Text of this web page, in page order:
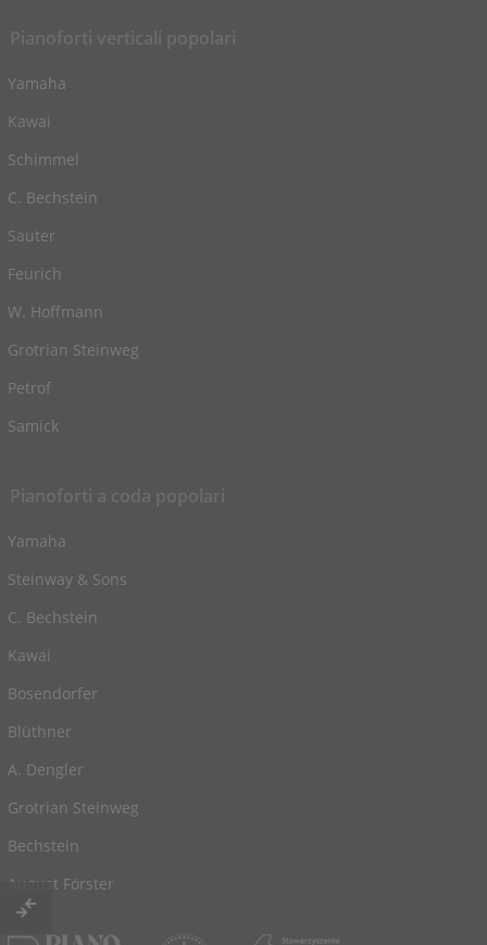
Yamaha
Kawai
Schimmel
C. Bechstein
Sauter
Feurich
W. Hoffmann
Grotrian Steinweg
Petrof
Samick
Yamaha
Steinway & Sons
C. Bechstein
Kawai
Bosendorfer
Blüthner
A. Dengler
Grotrian Steinweg
Bechstein
August Förster